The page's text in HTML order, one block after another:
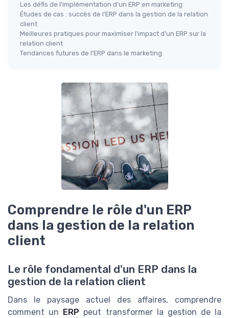
Les défis de l'implémentation d'un ERP en marketing
Études de cas : succès de l'ERP dans la gestion de la relation
client
Meilleures pratiques pour maximiser l'impact d'un ERP sur la
relation client
Tendances futures de l'ERP dans le marketing
Comprendre le rôle d'un ERP
dans la gestion de la relation
client
Le rôle fondamental d'un ERP dans la
gestion de la relation client
Dans le paysage actuel des affaires, comprendre
comment un
ERP peut transformer la gestion de la